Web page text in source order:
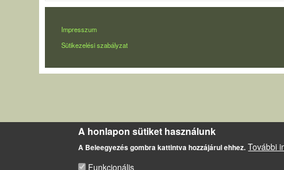
LÁBLÉC
Impresszum
Sütikezelési szabályzat
A honlapon sütiket használunk
A Beleegyezés gombra kattintva hozzájárul ehhez. További
Funkcionális